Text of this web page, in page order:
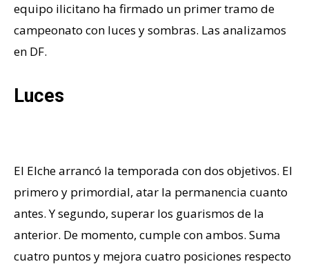
equipo ilicitano ha firmado un primer tramo de
campeonato con luces y sombras. Las analizamos
en DF.
Luces
El Elche arrancó la temporada con dos objetivos. El
primero y primordial, atar la permanencia cuanto
antes. Y segundo, superar los guarismos de la
anterior. De momento, cumple con ambos. Suma
cuatro puntos y mejora cuatro posiciones respecto